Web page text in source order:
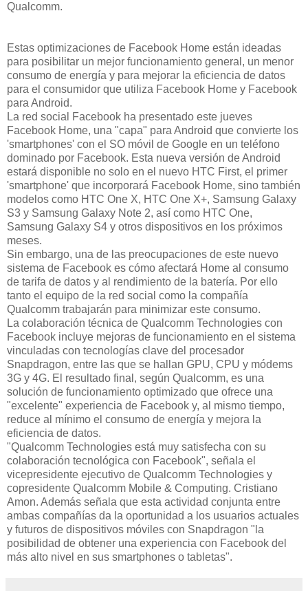
Qualcomm.
Estas optimizaciones de Facebook Home están ideadas
para posibilitar un mejor funcionamiento general, un menor
consumo de energía y para mejorar la eficiencia de datos
para el consumidor que utiliza Facebook Home y Facebook
para Android.
La red social Facebook ha presentado este jueves
Facebook Home, una "capa" para Android que convierte los
'smartphones' con el SO móvil de Google en un teléfono
dominado por Facebook. Esta nueva versión de Android
estará disponible no solo en el nuevo HTC First, el primer
'smartphone' que incorporará Facebook Home, sino también
modelos como HTC One X, HTC One X+, Samsung Galaxy
S3 y Samsung Galaxy Note 2, así como HTC One,
Samsung Galaxy S4 y otros dispositivos en los próximos
meses.
Sin embargo, una de las preocupaciones de este nuevo
sistema de Facebook es cómo afectará Home al consumo
de tarifa de datos y al rendimiento de la batería. Por ello
tanto el equipo de la red social como la compañía
Qualcomm trabajarán para minimizar este consumo.
La colaboración técnica de Qualcomm Technologies con
Facebook incluye mejoras de funcionamiento en el sistema
vinculadas con tecnologías clave del procesador
Snapdragon, entre las que se hallan GPU, CPU y módems
3G y 4G. El resultado final, según Qualcomm, es una
solución de funcionamiento optimizado que ofrece una
"excelente" experiencia de Facebook y, al mismo tiempo,
reduce al mínimo el consumo de energía y mejora la
eficiencia de datos.
"Qualcomm Technologies está muy satisfecha con su
colaboración tecnológica con Facebook", señala el
vicepresidente ejecutivo de Qualcomm Technologies y
copresidente Qualcomm Mobile & Computing. Cristiano
Amon. Además señala que esta actividad conjunta entre
ambas compañías da la oportunidad a los usuarios actuales
y futuros de dispositivos móviles con Snapdragon "la
posibilidad de obtener una experiencia con Facebook del
más alto nivel en sus smartphones o tabletas".